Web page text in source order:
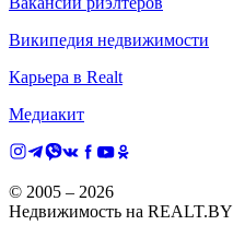
Википедия недвижимости
Карьера в Realt
Медиакит
© 2005 – 2026
Недвижимость на REALT.BY